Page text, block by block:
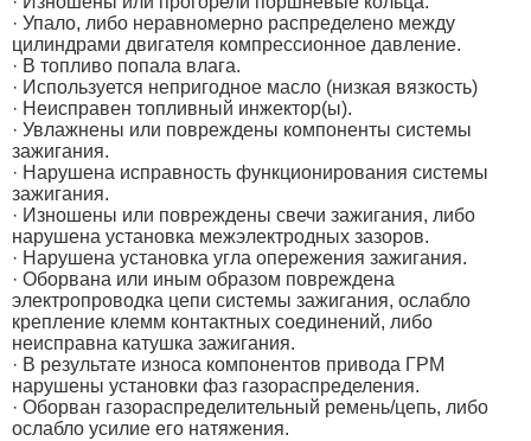
· Упало, либо неравномерно распределено между
цилиндрами двигателя компрессионное давление.
· В топливо попала влага.
· Используется непригодное масло (низкая вязкость)
· Неисправен топливный инжектор(ы).
· Увлажнены или повреждены компоненты системы
зажигания.
· Нарушена исправность функционирования системы
зажигания.
· Изношены или повреждены свечи зажигания, либо
нарушена установка межэлектродных зазоров.
· Нарушена установка угла опережения зажигания.
· Оборвана или иным образом повреждена
электропроводка цепи системы зажигания, ослабло
крепление клемм контактных соединений, либо
неисправна катушка зажигания.
· В результате износа компонентов привода ГРМ
нарушены установки фаз газораспределения.
· Оборван газораспределительный ремень/цепь, либо
ослабло усилие его натяжения.